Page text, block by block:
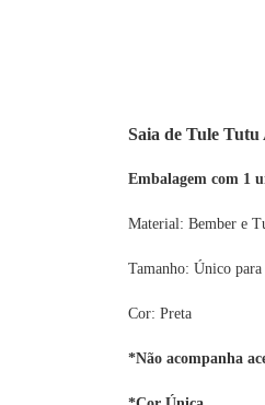
Saia de Tule
Embalagem com 1
Material: Bember e
Tamanho: Único
Cor: Preta
*Não acompanha